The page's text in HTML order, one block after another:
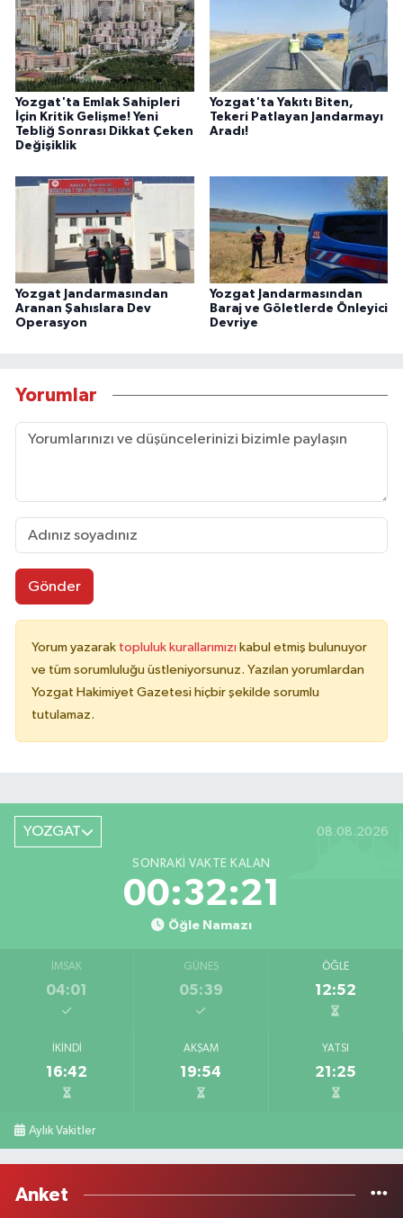
Yozgat'ta Emlak Sahipleri
İçin Kritik Gelişme! Yeni
Tebliğ Sonrası Dikkat Çeken
Değişiklik
Yozgat'ta Yakıtı Biten,
Tekeri Patlayan Jandarmayı
Aradı!
Yozgat Jandarmasından
Aranan Şahıslara Dev
Operasyon
Yozgat Jandarmasından
Baraj ve Göletlerde Önleyici
Devriye
Yorumlar
Gönder
Yorum yazarak topluluk kurallarımızı kabul etmiş bulunuyor
ve tüm sorumluluğu üstleniyorsunuz. Yazılan yorumlardan
Yozgat Hakimiyet Gazetesi hiçbir şekilde sorumlu
tutulamaz.
YOZGAT 08.08.2026
SONRAKI VAKTE KALAN
00:32:21
Öğle Namazı
İMSAK
04:01
GÜNEŞ
05:39
ÖĞLE
12:52
İKINDI
16:42
AKŞAM
19:54
YATSI
21:25
Aylık Vakitler
Anket